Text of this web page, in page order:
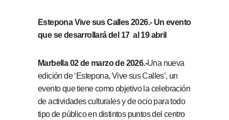
Estepona Vive sus Calles 2026.- Un evento
que se desarrollará del 17 al 19 abril
Marbella 02 de marzo de 2026.-Una nueva
edición de ‘Estepona, Vive sus Calles’, un
evento que tiene como objetivo la celebración
de actividades culturales y de ocio para todo
tipo de público en distintos puntos del centro